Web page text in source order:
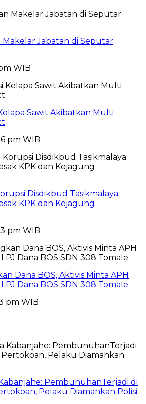
Makelar Jabatan di Seputar
WIB
Sawit Akibatkan Multi
pm WIB
Disdikbud Tasikmalaya:
KPK dan Kejagung
pm WIB
Dana BOS, Aktivis Minta APH
Dana BOS SDN 308 Tomale
pm WIB
PembunuhanTerjadi di
Pelaku Diamankan Polisi